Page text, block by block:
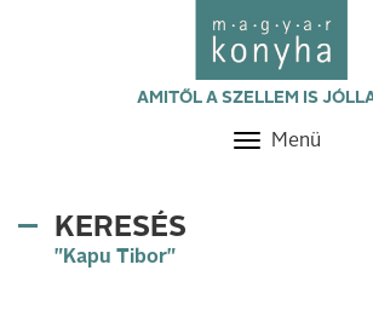
AMITŐL A SZELLEM IS
Toggle
Menü
KERESÉS
"Kapu Tibor"